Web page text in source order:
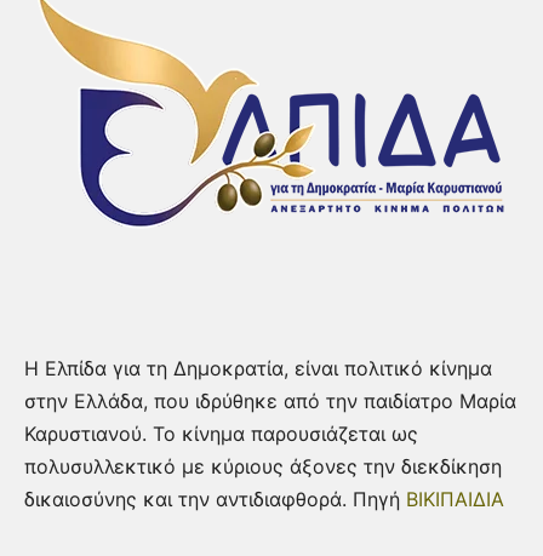
Η Ελπίδα για τη Δημοκρατία, είναι πολιτικό κίνημα
στην Ελλάδα, που ιδρύθηκε από την παιδίατρο Μαρία
Καρυστιανού. Το κίνημα παρουσιάζεται ως
πολυσυλλεκτικό με κύριους άξονες την διεκδίκηση
δικαιοσύνης και την αντιδιαφθορά. Πηγή ΒΙΚΙΠΑΙΔΙΑ